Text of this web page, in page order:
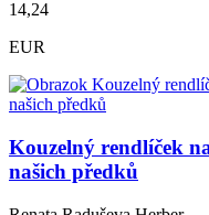
14,24
EUR
Kouzelný rendlíček
našich předků